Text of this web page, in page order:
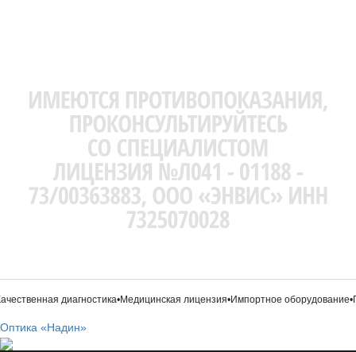
диагностика•Медицинская лицензия•Импортное оборудование•
Оптика «Надин»